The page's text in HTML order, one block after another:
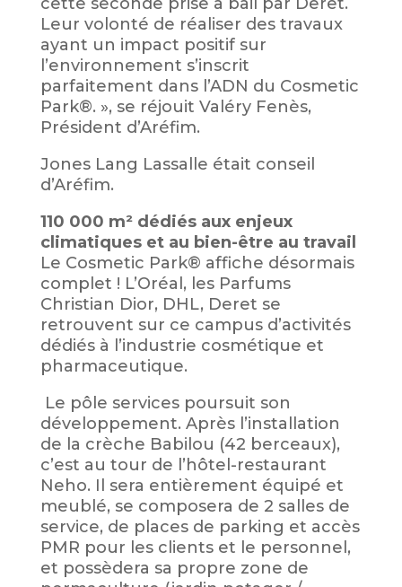
Leur volonté de réaliser des travaux
ayant un impact positif sur
l’environnement s’inscrit
parfaitement dans l’ADN du Cosmetic
Park®. », se réjouit Valéry Fenès,
Président d’Aréfim.
Jones Lang Lassalle était conseil
d’Aréfim.
110 000 m² dédiés aux enjeux
climatiques et au bien-être au travail
Le Cosmetic Park® affiche désormais
complet ! L’Oréal, les Parfums
Christian Dior, DHL, Deret se
retrouvent sur ce campus d’activités
dédiés à l’industrie cosmétique et
pharmaceutique.
Le pôle services poursuit son
développement. Après l’installation
de la crèche Babilou (42 berceaux),
c’est au tour de l’hôtel-restaurant
Neho. Il sera entièrement équipé et
meublé, se composera de 2 salles de
service, de places de parking et accès
PMR pour les clients et le personnel,
et possèdera sa propre zone de